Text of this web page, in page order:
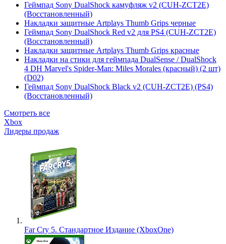
Геймпад Sony DualShock камуфляж v2 (CUH-ZCT2E)
(Восстановленный)
Накладки защитные Artplays Thumb Grips черные
Геймпад Sony DualShock Red v2 для PS4 (CUH-ZCT2E)
(Восстановленный)
Накладки защитные Artplays Thumb Grips красные
Накладки на стики для геймпада DualSense / DualShock
4 DH Marvel's Spider-Man: Miles Morales (красный) (2 шт)
(D02)
Геймпад Sony DualShock Black v2 (CUH-ZCT2E) (PS4)
(Восстановленный)
Смотреть все
Xbox
Лидеры продаж
Far Cry 5. Стандартное Издание (XboxOne)